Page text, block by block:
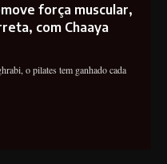
força muscular,
com Chaaya
o pilates tem ganhado cada